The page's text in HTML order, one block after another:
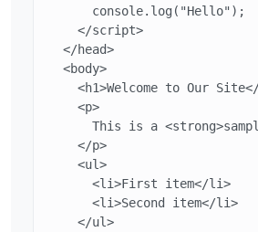
      console.log("Hello");
    </script>
  </head>
  <body>
<h1>Welcome to Our
    <p>
This is a
    </p>
    <ul>
      <li>First item</li>
      <li>Second item</li>
    </ul>